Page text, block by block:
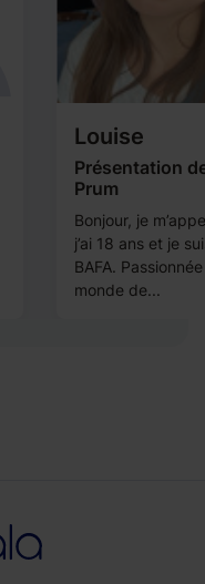
Louise
Présentation
Prum
Bonjour, je
j’ai 18 ans et je
BAFA.
monde de...